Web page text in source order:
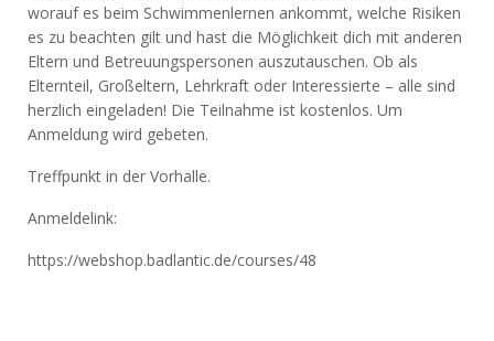
worauf es beim Schwimmenlernen ankommt, welche Risiken
es zu beachten gilt und hast die Möglichkeit dich mit anderen
Eltern und Betreuungspersonen auszutauschen. Ob als
Elternteil, Großeltern, Lehrkraft oder Interessierte – alle sind
herzlich eingeladen! Die Teilnahme ist kostenlos. Um
Anmeldung wird gebeten.
Treffpunkt in der Vorhalle.
Anmeldelink:
https://webshop.badlantic.de/courses/48